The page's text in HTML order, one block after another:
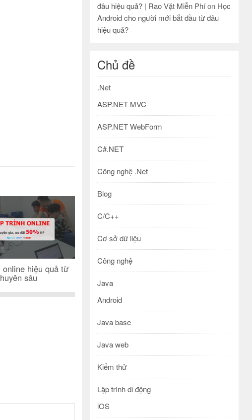
hiệu quả từ
sâu
đâu hiệu quả? | Rao Vặt Miễn Phíon Học
Android cho người mới bắt đầu từ đâu
hiệu quả?
Chủ đề
.Net
ASP.NET MVC
ASP.NET WebForm
C#.NET
Công nghệ .Net
Blog
C/C++
Cơ sở dữ liệu
Công nghệ
Java
Android
Java base
Java web
Kiểm thử
Lập trình di động
iOS